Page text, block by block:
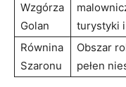
Wzgórza
Golan
turystyki
Równina
Szaronu
Obszar
pełen